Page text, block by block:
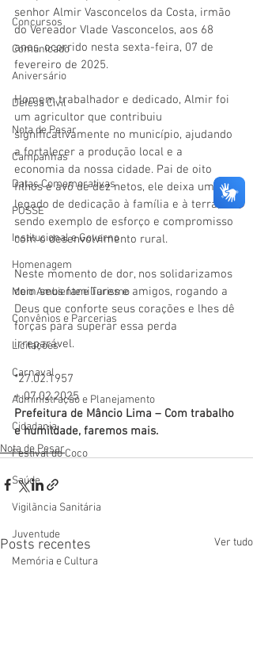
Concursos
Comunicado
Aniversário
Defesa Civil
Nota de Pesar
Campanhas
Datas Comemorativas
POSSE
Institucional e Governo
Homenagem
Meio Ambiente e Turismo
Convênios e Parcerias
Licitações
Carnaval
Administração e Planejamento
Cidadania
Festival do Coco
Saúde
Vigilãncia Sanitária
Juventude
Memória e Cultura
senhor Almir Vasconcelos da Costa, irmão
do Vereador Vlade Vasconcelos, aos 68
anos, ocorrido nesta sexta-feira, 07 de
fevereiro de 2025.
Homem trabalhador e dedicado, Almir foi
um agricultor que contribuiu
significativamente no município, ajudando
a fortalecer a produção local e a
economia da nossa cidade. Pai de oito
filhos e avô de dez netos, ele deixa um
legado de dedicação à família e à terra,
sendo exemplo de esforço e compromisso
com o desenvolvimento rural.
Neste momento de dor, nos solidarizamos
com seus familiares e amigos, rogando a
Deus que conforte seus corações e lhes dê
forças para superar essa perda
irreparável.
*27.02.1957
+ 07.02.2025
Prefeitura de Mâncio Lima – Com trabalho
e humildade, faremos mais.
Nota de Pesar
Posts recentes Ver tudo